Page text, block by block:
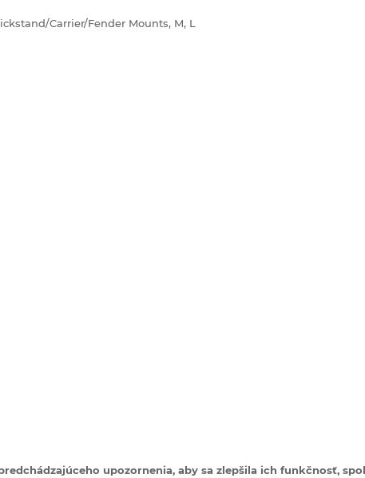
Carrier/Fender Mounts, M, L
upozornenia, aby sa zlepšila ich funkčnosť,